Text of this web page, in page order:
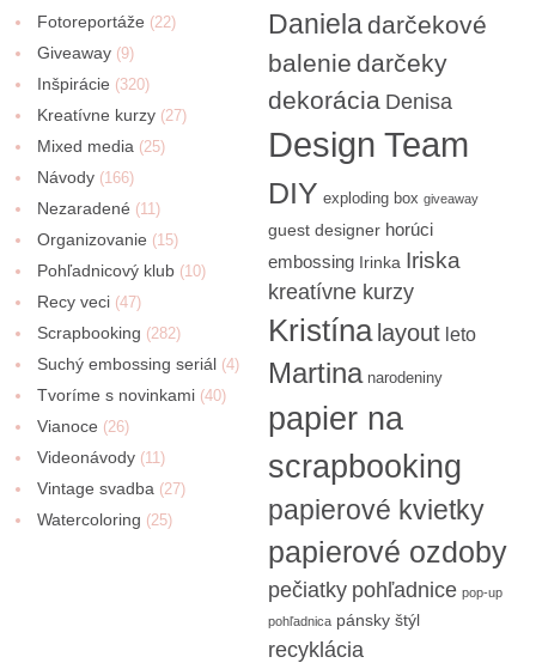
Fotoreportáže (22)
Giveaway (9)
Inšpirácie (320)
Kreatívne kurzy (27)
Mixed media (25)
Návody (166)
Nezaradené (11)
Organizovanie (15)
Pohľadnicový klub (10)
Recy veci (47)
Scrapbooking (282)
Suchý embossing seriál (4)
Tvoríme s novinkami (40)
Vianoce (26)
Videonávody (11)
Vintage svadba (27)
Watercoloring (25)
Daniela darčekové
balenie darčeky
dekorácia Denisa
Design Team
DIY exploding box giveaway
guest designer horúci
embossing Irinka Iriska
kreatívne kurzy
Kristína layout leto
Martina narodeniny
papier na
scrapbooking
papierové kvietky
papierové ozdoby
pečiatky pohľadnice pop-up
pohľadnica pánsky štýl
recyklácia